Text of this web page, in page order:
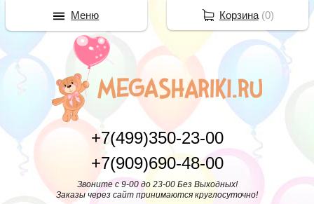
+7(499)350-23-00
+7(909)690-48-00
Звоните с 9-00 до 23-00 Без Выходных!
Заказы через сайт принимаются круглосуточно!
Корзина(0)
Меню